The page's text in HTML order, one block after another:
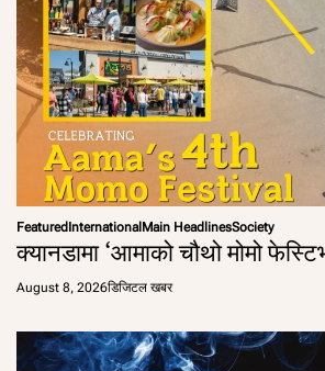
FeaturedInternationalMain HeadlinesSociety
क्यानडामा ‘आमाको चौथो मोमो
August 8, 2026डिजिटल खबर